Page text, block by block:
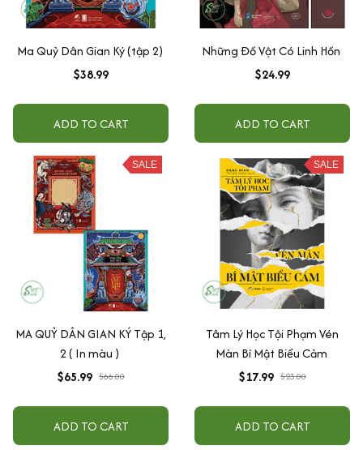
Ma Quỷ Dân Gian Ký (tập 2)
$38.99
ADD TO CART
Những Đồ Vật Có Linh Hồn
$24.99
ADD TO CART
SALE
MA QUỶ DÂN GIAN KÝ Tập 1,
2 ( In màu )
$65.99 $66.00
ADD TO CART
SALE
Tâm Lý Học Tội Phạm Vén
Màn Bí Mật Biểu Cảm
$17.99 $23.00
ADD TO CART